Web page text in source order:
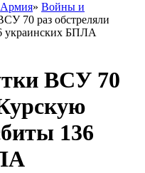
Армия» Войны и
70 раз обстреляли
украинских БПЛА
ВСУ 70
136